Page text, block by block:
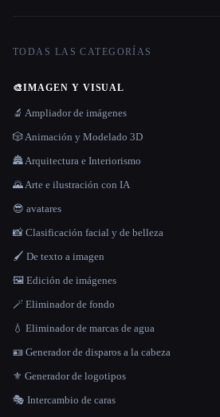
TODAS LAS CATEGORÍAS
🎨IMAGEN Y VISUAL
🔬 Ampliador de imágenes
🎲 Animación y Modelado 3D
🏯 Arquitectura e Interiorismo
🌄 Arte e ilustración con IA
😎 avatares
📸 Clasificación facial y de belleza
🖌️ De texto a imagen
🖼️ Edición de imágenes
🪄 Eliminador de fondo
💧 Eliminador de marcas de agua
🪪 Generador de disparos a la cabeza
⚜️ Generador de logotipos
🎭 Intercambio de caras